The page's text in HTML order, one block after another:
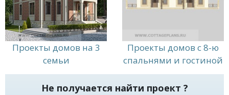
Проекты домов на 3
семьи
Проекты домов с 8-ю
спальнями и гостиной
Не получается найти проект ?